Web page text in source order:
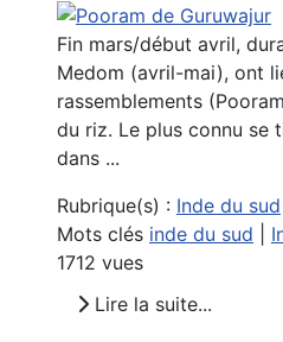
Fin mars/début avril,
Medom (avril-mai), ont
rassemblements
du riz. Le plus connu se
dans ...
Rubrique(s) : Inde du sud
Mots clés inde du sud
1712 vues
Lire la suite...